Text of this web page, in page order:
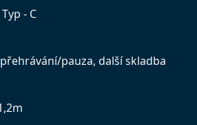
- C
pauza, další skladba